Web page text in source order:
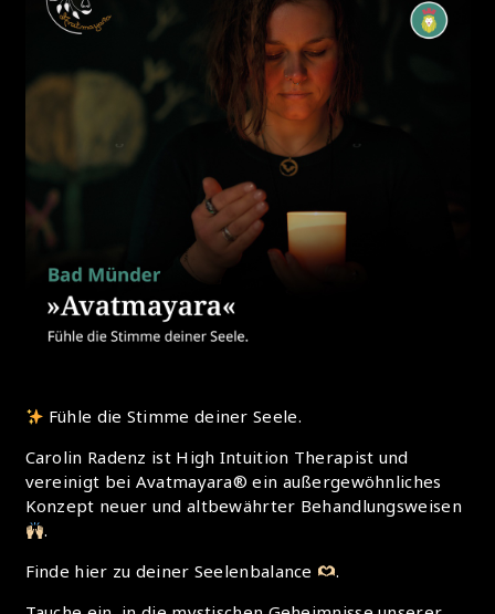
Fühle die Stimme deiner Seele.
Carolin Radenz ist High Intuition Therapist und
vereinigt bei Avatmayara® ein außergewöhnliches
Konzept neuer und altbewährter Behandlungsweisen
.
Finde hier zu deiner Seelenbalance
.